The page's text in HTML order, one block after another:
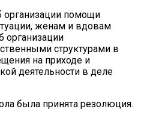
организации помощи
женам и вдовам
организации
структурами в
на приходе и
деятельности в деле
была принята резолюция.